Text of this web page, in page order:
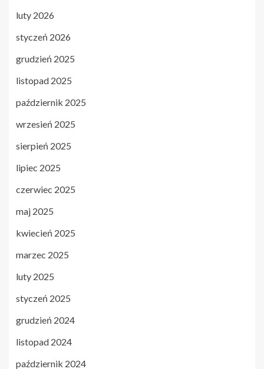
luty 2026
styczeń 2026
grudzień 2025
listopad 2025
październik 2025
wrzesień 2025
sierpień 2025
lipiec 2025
czerwiec 2025
maj 2025
kwiecień 2025
marzec 2025
luty 2025
styczeń 2025
grudzień 2024
listopad 2024
październik 2024